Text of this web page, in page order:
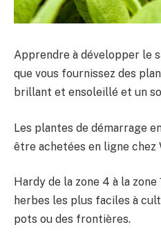
Apprendre à développer le
que vous fournissez des
brillant et ensoleillé et un
Les plantes de démarrage
être achetées en ligne chez
Hardy de la zone 4 à la zone
herbes les plus faciles à
pots ou des frontières.